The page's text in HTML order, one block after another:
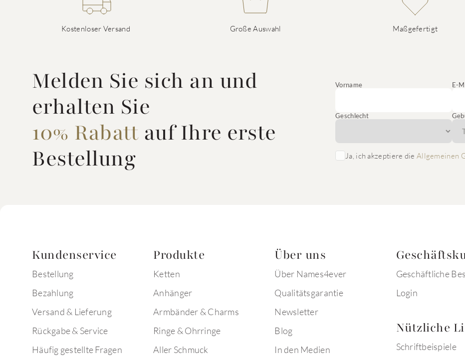
Kostenloser Versand Große Auswahl Maßgefertigt
Melden Sie sich an und
erhalten Sie
10% Rabattauf Ihre erste
Bestellung
Vorname E-
Geschlecht
Ja, ich akzeptiere die Allgemeinen
Kundenservice
Bestellung
Bezahlung
Versand & Lieferung
Rückgabe & Service
Häufig gestellte Fragen
Produkte
Ketten
Anhänger
Armbänder & Charms
Ringe & Ohrringe
Aller Schmuck
Über uns
Über Names4ever
Qualitätsgarantie
Newsletter
Blog
In den Medien
Geschäftliche
Login
Nützliche
Schriftbeispiele